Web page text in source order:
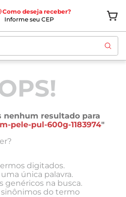
Como deseja receber?
Informe seu CEP
nenhum resultado para
pele-pul-600g-1183974"
digitados.
única palavra.
genéricos na busca.
do termo